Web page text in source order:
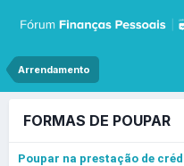
Arrendamento
FORMAS DE POUPAR
Poupar na prestação de